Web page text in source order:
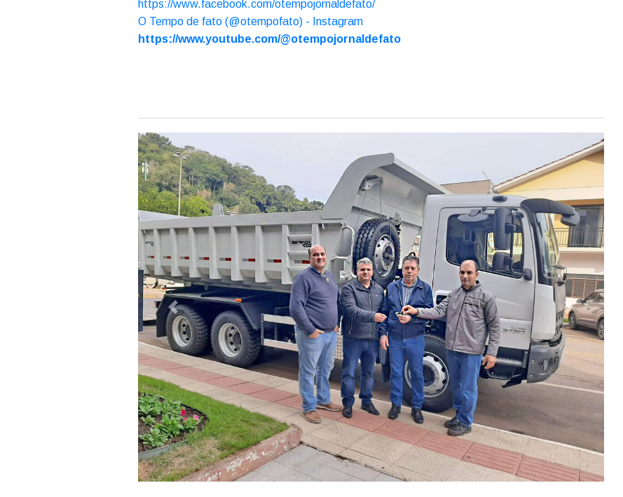
Meio Ambiente, contribuindo para a execução dos trabalhos e a melhoria da infraestrutura no
município.
Além disso, o processo contempla também a aquisição de um
O TEMPO jornal de fato desde 1989:
https://chat.whatsapp.com/IENksRuv8qeLrmSgDRT5lQ
https://www.facebook.com/aldo.azevedo.5/
https://www.facebook.com/otempojornaldefato/
O Tempo de fato (@otempofato) - Instagram
https://www.youtube.com/@otempojornaldefato
Previous Next